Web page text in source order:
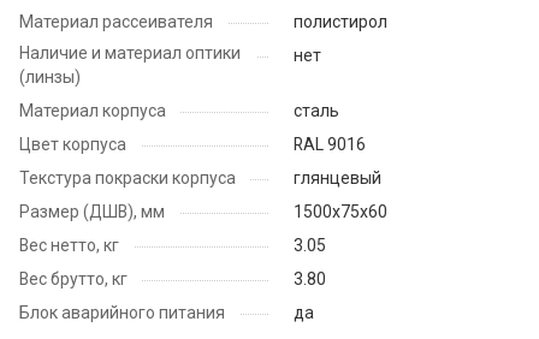
Материал рассеивателя
полистирол
Наличие и материал оптики
(линзы)
нет
Материал корпуса
сталь
Цвет корпуса
RAL 9016
Текстура покраски корпуса
глянцевый
Размер (ДШВ), мм
1500х75х60
Вес нетто, кг
3.05
Вес брутто, кг
3.80
Блок аварийного питания
да